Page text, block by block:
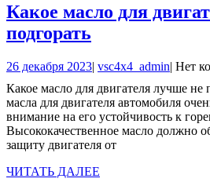
Какое масло для
подгорать
для
двигателя
лучше
не
26 декабря 202326
2023
| vsc4x4_admin| Нет
Какое масло для двигателя лучше не подгорать При выборе
масла для двигателя автомобиля
внимание на его устойчивость к
Высококачественное масло должно
защиту двигателя от
ЧИТАТЬ ДАЛЕЕ